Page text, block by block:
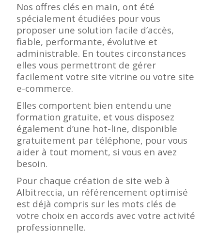
Nos offres clés en main, ont été
spécialement étudiées pour vous
proposer une solution facile d’accès,
fiable, performante, évolutive et
administrable. En toutes circonstances
elles vous permettront de gérer
facilement votre site vitrine ou votre site
e-commerce.
Elles comportent bien entendu une
formation gratuite, et vous disposez
également d’une hot-line, disponible
gratuitement par téléphone, pour vous
aider à tout moment, si vous en avez
besoin.
Pour chaque création de site web à
Albitreccia, un référencement optimisé
est déjà compris sur les mots clés de
votre choix en accords avec votre activité
professionnelle.